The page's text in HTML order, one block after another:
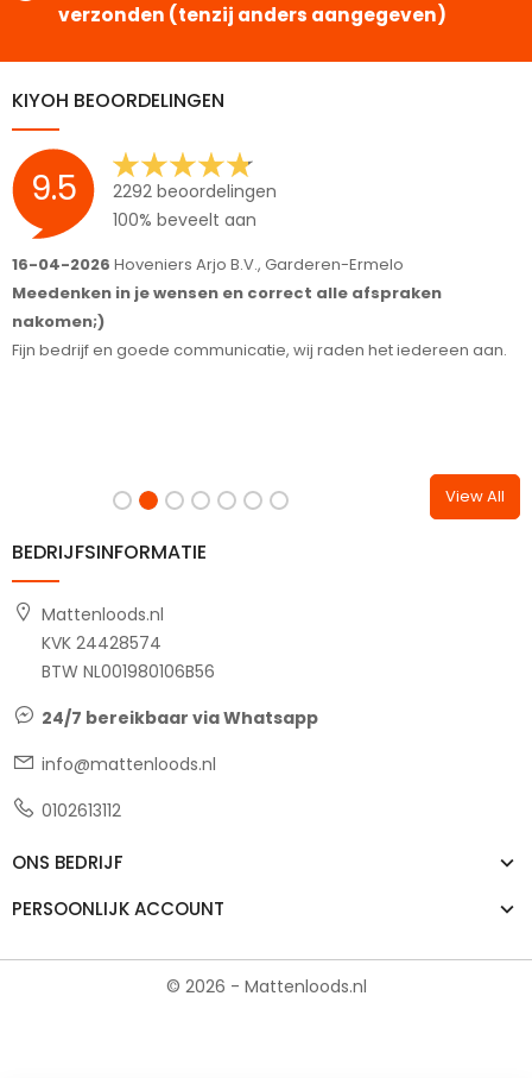
verzonden (tenzij anders aangegeven)
KIYOH BEOORDELINGEN
9.5
2292 beoordelingen
100% beveelt aan
16-04-2026 Hoveniers Arjo B.V., Garderen-Ermelo
Meedenken in je wensen en correct alle afspraken
nakomen;)
Fijn bedrijf en goede communicatie, wij raden het iedereen aan.
View All
BEDRIJFSINFORMATIE
Mattenloods.nl
KVK 24428574
BTW NL001980106B56
24/7 bereikbaar via Whatsapp
info@mattenloods.nl
0102613112
ONS BEDRIJF
PERSOONLIJK ACCOUNT
© 2026 - Mattenloods.nl